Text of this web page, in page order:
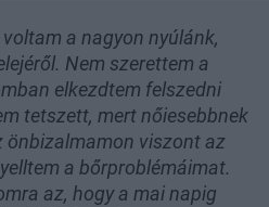
a nagyon nyúlánk,
Nem szerettem a
elkezdtem felszedni
tetszett, mert nőiesebbnek
önbizalmamon viszont az
a bőrproblémáimat.
az, hogy a mai napig